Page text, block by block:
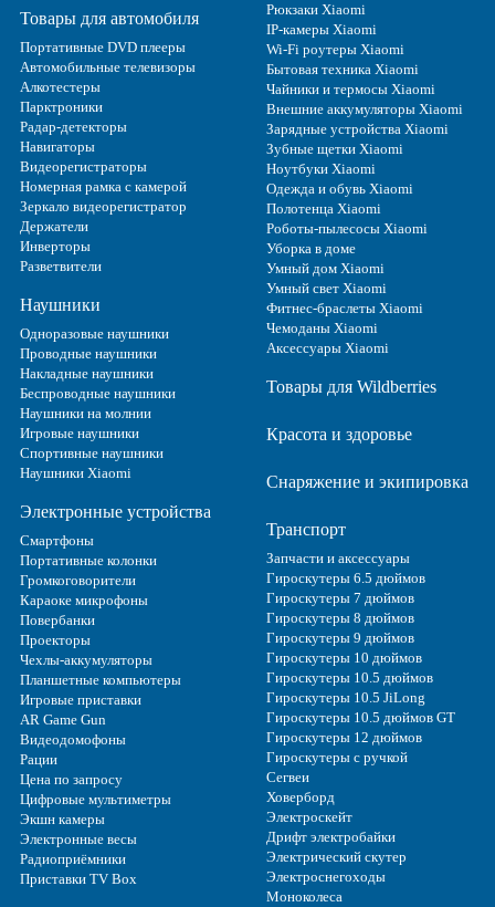
Товары для автомобиля
Портативные DVD плееры
Автомобильные телевизоры
Алкотестеры
Парктроники
Радар-детекторы
Навигаторы
Видеорегистраторы
Номерная рамка с камерой
Зеркало видеорегистратор
Держатели
Инверторы
Разветвители
Наушники
Одноразовые наушники
Проводные наушники
Накладные наушники
Беспроводные наушники
Наушники на молнии
Игровые наушники
Спортивные наушники
Наушники Xiaomi
Электронные устройства
Смартфоны
Портативные колонки
Громкоговорители
Караоке микрофоны
Повербанки
Проекторы
Чехлы-аккумуляторы
Планшетные компьютеры
Игровые приставки
AR Game Gun
Видеодомофоны
Рации
Цена по запросу
Цифровые мультиметры
Экшн камеры
Электронные весы
Радиоприёмники
Приставки TV Box
Рюкзаки Xiaomi
IP-камеры Xiaomi
Wi-Fi роутеры Xiaomi
Бытовая техника Xiaomi
Чайники и термосы Xiaomi
Внешние аккумуляторы Xiaomi
Зарядные устройства Xiaomi
Зубные щетки Xiaomi
Ноутбуки Xiaomi
Одежда и обувь Xiaomi
Полотенца Xiaomi
Роботы-пылесосы Xiaomi
Уборка в доме
Умный дом Xiaomi
Умный свет Xiaomi
Фитнес-браслеты Xiaomi
Чемоданы Xiaomi
Аксессуары Xiaomi
Товары для Wildberries
Красота и здоровье
Снаряжение и экипировка
Транспорт
Запчасти и аксессуары
Гироскутеры 6.5 дюймов
Гироскутеры 7 дюймов
Гироскутеры 8 дюймов
Гироскутеры 9 дюймов
Гироскутеры 10 дюймов
Гироскутеры 10.5 дюймов
Гироскутеры 10.5 JiLong
Гироскутеры 10.5 дюймов GT
Гироскутеры 12 дюймов
Гироскутеры с ручкой
Сегвеи
Ховерборд
Электроскейт
Дрифт электробайки
Электрический скутер
Электроснегоходы
Моноколеса